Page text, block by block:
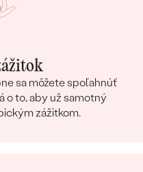
sa môžete spoľahnúť
o to, aby už samotný
zážitkom.